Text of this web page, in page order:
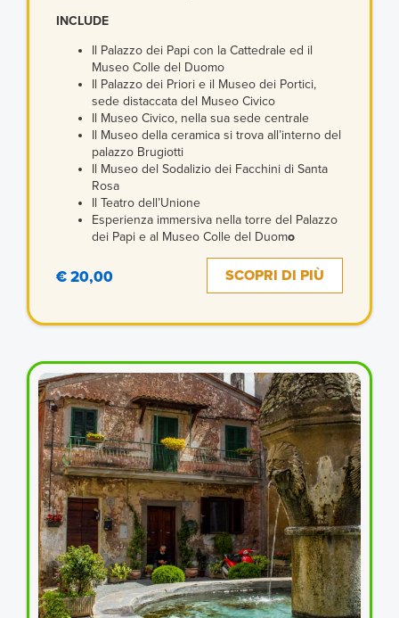
INCLUDE
Il Palazzo dei Papi con la Cattedrale ed il
Museo Colle del Duomo
Il Palazzo dei Priori e il Museo dei Portici,
sede distaccata del Museo Civico
Il Museo Civico, nella sua sede centrale
Il Museo della ceramica si trova all’interno del
palazzo Brugiotti
Il Museo del Sodalizio dei Facchini di Santa
Rosa
Il Teatro dell’Unione
Esperienza immersiva nella torre del Palazzo
dei Papi e al Museo Colle del Duomo
€ 20,00 SCOPRI DI PIÙ